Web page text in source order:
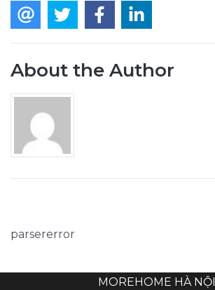
About the Author
parsererror
MOREHOME HÀ NỘI